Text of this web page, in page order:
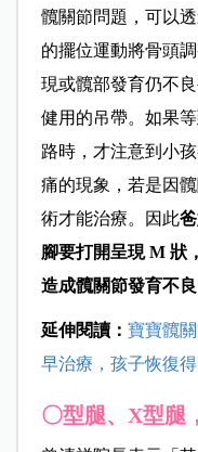
髖關節問題，可以
的擺位運動將骨頭
現或髖部發育仍不
健用的吊帶。如果
路時，才注意到小
痛的現象，若是因
術才能治療。因此
腳要打開呈現 M 狀
造成髖關節發育不良
延伸閱讀： 寶寶髖
早治療，孩子恢復
〇型腿、X型腿